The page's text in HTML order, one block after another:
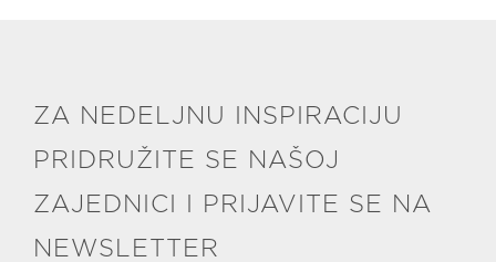
ZA NEDELJNU INSPIRACIJU
PRIDRUŽITE SE NAŠOJ
ZAJEDNICI I PRIJAVITE SE NA
NEWSLETTER